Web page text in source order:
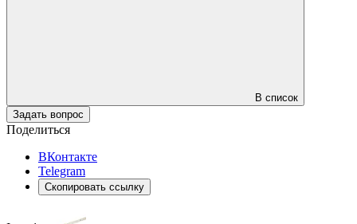
В список
Задать вопрос
Поделиться
ВКонтакте
Telegram
Скопировать ссылку